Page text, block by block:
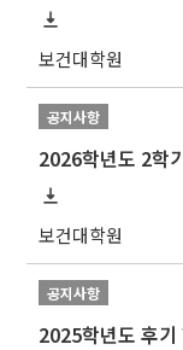
보건대학원
공지사항
보건대학원
공지사항